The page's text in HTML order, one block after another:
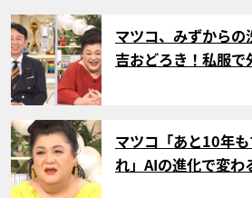
サムネイル
マツコ、みずから
吉おどろき！私服
サムネイル
マツコ「あと10年
れ」AIの進化で変